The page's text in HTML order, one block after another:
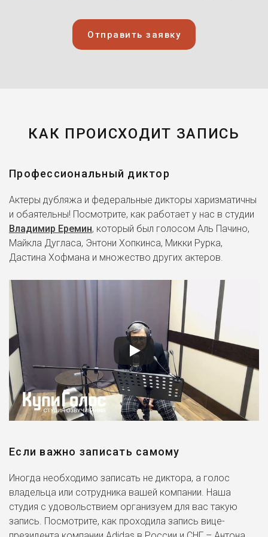
Часть 1 (2011)
Mafia II (2010)
Чарли Свон
Сумерки. Сага. Затмение
Ройс
Древо жизни (2010)
Альберт Вескер
Обитель зла 4: Жизнь после
смерти (2010)
Генри
13 (2009)
Чарли Свон
(2009)
Отправить заявку
КАК ПРОИСХОДИТ ЗАПИСЬ
Профессиональный диктор
Актеры дубляжа и федеральные дикторы харизматичны
и обаятельны! Посмотрите, как работает у нас в студии
Владимир Еремин, который был голосом Аль Пачино,
Майкла Дугласа, Энтони Хопкинса, Микки Рурка,
Дастина Хофмана и множество других актеров.
Если важно записать самому
Иногда необходимо записать не диктора, а голос
владельца или сотрудника вашей компании. Наша
студия с удовольствием организуем для вас такую
запись. Посмотрите, как проходила запись вице-